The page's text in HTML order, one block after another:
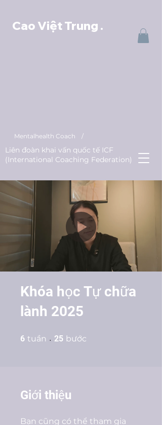
Cao Việt Trung .
Mentalhealth Coach /
Liên đoàn khai vấn quốc tế ICF
(International Coaching Federation)
Khóa học Tự chữa
lành 2025
6 tuần 6 tuần
25 bước
Giới thiệu
Bạn cũng có thể tham gia